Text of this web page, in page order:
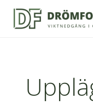
Hoppa